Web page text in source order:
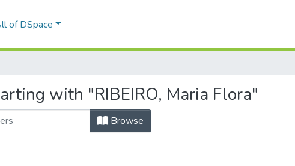
of DSpace
with "RIBEIRO, Maria Flora"
Browse